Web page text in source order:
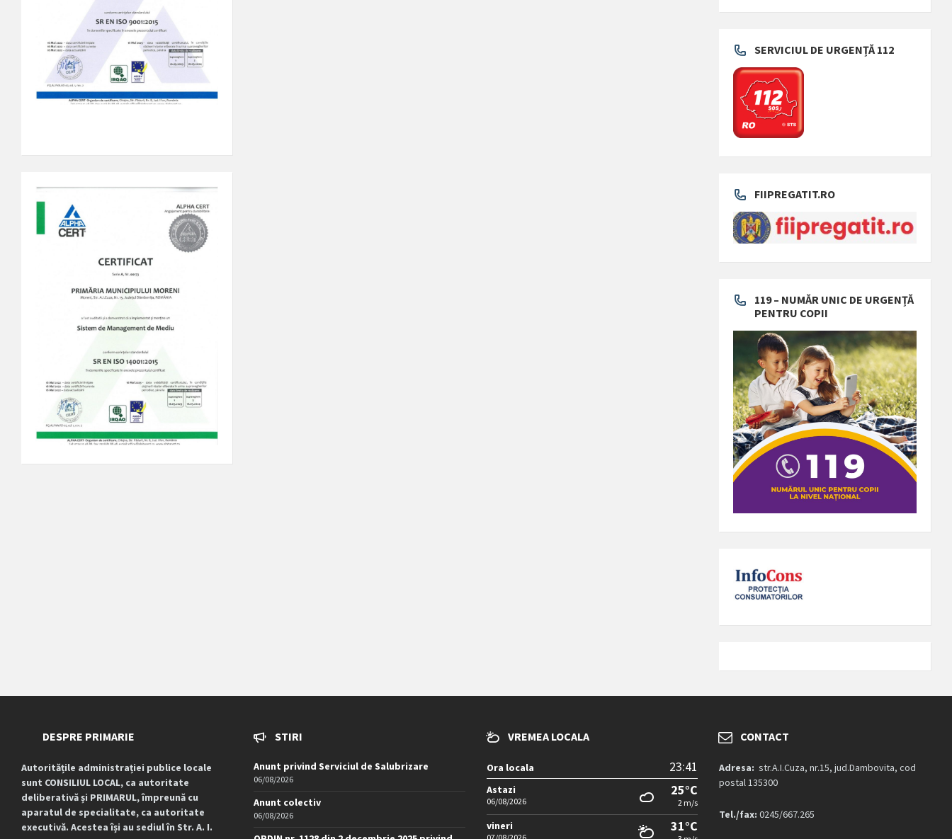
SERVICIUL DE URGENȚĂ 112
FIIPREGATIT.RO
119 – NUMĂR UNIC DE URGENȚĂ
PENTRU COPII
DESPRE PRIMARIE
Autoritățile administrației publice locale
sunt CONSILIUL LOCAL, ca autoritate
deliberativă și PRIMARUL, împreună cu
aparatul de specialitate, ca autoritate
executivă. Acestea își au sediul în Str. A. I.
STIRI
Anunt privind Serviciul de Salubrizare
06/08/2026
Anunt colectiv
06/08/2026
VREMEA LOCALA
Ora locala 23:41
Astazi
06/08/2026
25°C
2 m/s
vineri 31°C
CONTACT
Adresa: str.A.I.Cuza, nr.15, jud.Dambovita, cod
postal 135300
Tel./fax: 0245/667.265